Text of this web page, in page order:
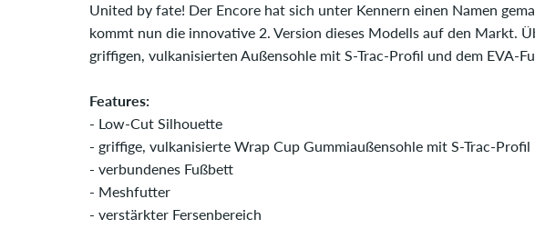
United by fate! Der Encore hat sich unter Kennern einen Namen
kommt nun die innovative 2. Version dieses Modells auf den Markt.
griffigen, vulkanisierten Außensohle mit S-Trac-Profil und dem EVA-
Features:
- Low-Cut Silhouette
- griffige, vulkanisierte Wrap Cup Gummiaußensohle mit S-Trac-Profil
- verbundenes Fußbett
- Meshfutter
- verstärkter Fersenbereich